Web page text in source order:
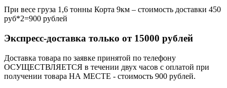
При весе груза 1,6 тонны Корта 9км – стоимость доставки 450
руб*2=900 рублей
Экспресс-доставка только от 15000 рублей
Доставка товара по заявке принятой по телефону
ОСУЩЕСТВЛЯЕТСЯ в течении двух часов с оплатой при
получении товара НА МЕСТЕ - стоимость 900 рублей.